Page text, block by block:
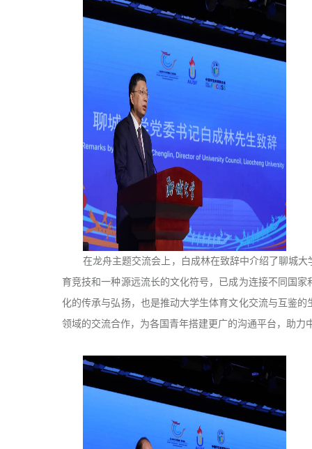
在龙舟主题交流会上，白成林在致辞中介绍了聊城
育竞技和一种源远流长的文化符号，已成为连接不同国
化的传承与弘扬，也是推动大学生体育文化交流与互鉴
领域的交流合作，为各国青年搭建更广的沟通平台，助